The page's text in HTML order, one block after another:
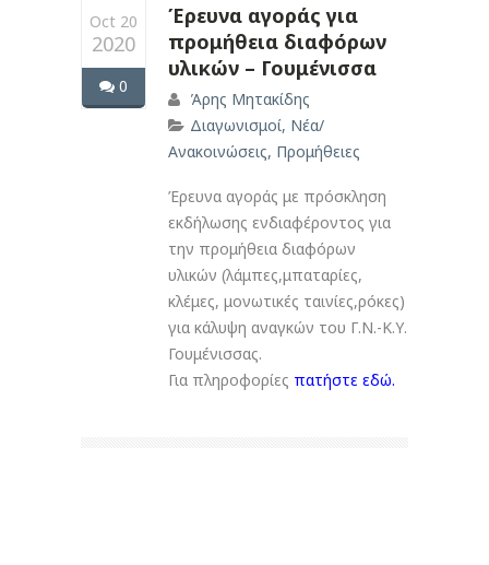
Oct 20
2020
0
Έρευνα αγοράς για
προμήθεια διαφόρων
υλικών – Γουμένισσα
Άρης Μητακίδης
Διαγωνισμοί, Νέα/
Ανακοινώσεις, Προμήθειες
Έρευνα αγοράς με πρόσκληση
εκδήλωσης ενδιαφέροντος για
την προμήθεια διαφόρων
υλικών (λάμπες,μπαταρίες,
κλέμες, μονωτικές ταινίες,ρόκες)
για κάλυψη αναγκών του Γ.Ν.-Κ.Υ.
Γουμένισσας.
Για πληροφορίες πατήστε εδώ.